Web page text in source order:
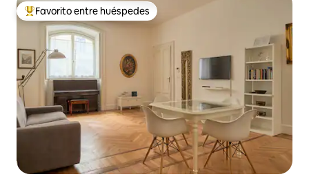
De los mejores en Favorito entre huéspedes
Favorito entre huéspedes